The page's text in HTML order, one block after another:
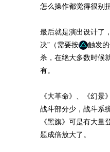
怎么操作都觉得很别扭
最后就是演出设计了
决”（需要按
触发
杀，在绝大多数时候
有。
《大革命》、《幻
战斗部分少，战斗系
《黑旗》可是有大
题成倍放大了。